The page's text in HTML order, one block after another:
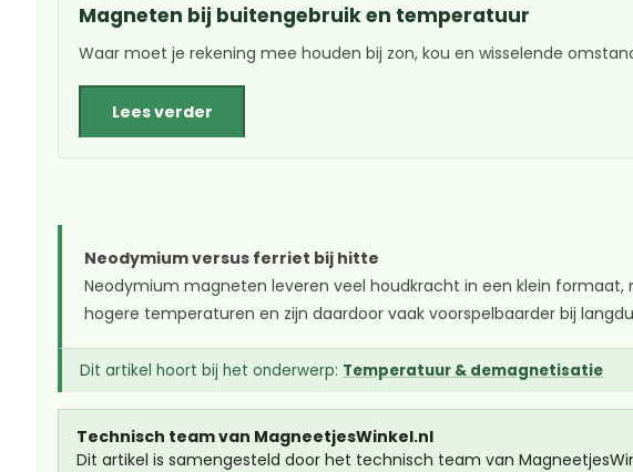
Magneten bij buitengebruik en temperatuur
Waar moet je rekening mee houden bij zon, kou en wisselende
Lees verder
Neodymium versus ferriet bij hitte
Neodymium magneten leveren veel houdkracht in een klein
hogere temperaturen en zijn daardoor vaak voorspelbaarder bij
Dit artikel hoort bij het onderwerp: Temperatuur & demagnetisatie
Technisch team van MagneetjesWinkel.nl
Dit artikel is samengesteld door het technisch team van